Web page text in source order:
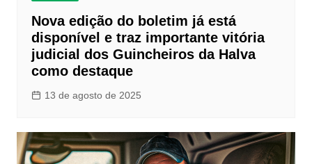
Nova edição do boletim já está
disponível e traz importante vitória
judicial dos Guincheiros da Halva
como destaque
13 de agosto de 2025